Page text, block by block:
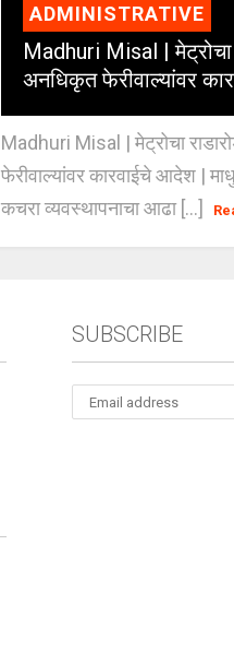
ADMINISTRATIVE
Madhuri Misal | मेट्रोचा
अनधिकृत फेरीवाल्यांवर
Madhuri Misal | मेट्रोचा
फेरीवाल्यांवर कारवाईचे आदेश |
कचरा व्यवस्थापनाचा आढा [...]
SUBSCRIBE